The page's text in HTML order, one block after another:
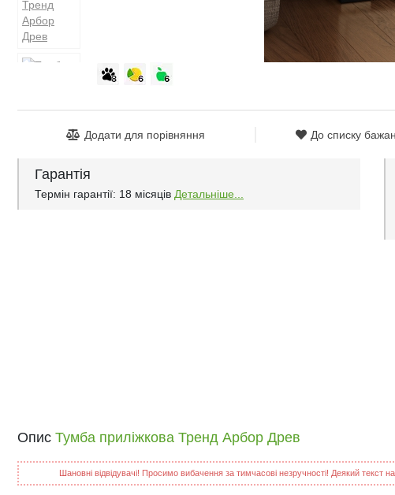
Додати для порівняння До списку
Гарантія
Термін гарантії: 18 місяців Детальніше...
Опис Тумба приліжкова Тренд Арбор Древ
Шановні відвідувачі! Просимо вибачення за тимчасові незручності! Деякий текст на